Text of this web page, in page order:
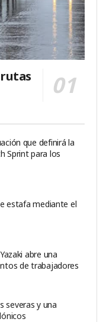
que definirá la
Sprint para los
estafa mediante el
abre una
de trabajadores
severas y una